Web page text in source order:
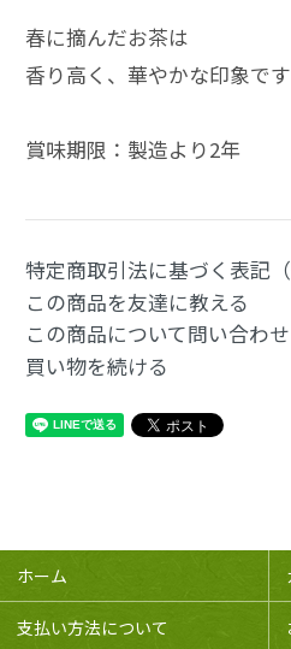
春に摘んだお茶は
香り高く、華やかな印象です
賞味期限：製造より2年
特定商取引法に基づく表記（
この商品を友達に教える
この商品について問い合わ
買い物を続ける
ホーム
支払い方法について